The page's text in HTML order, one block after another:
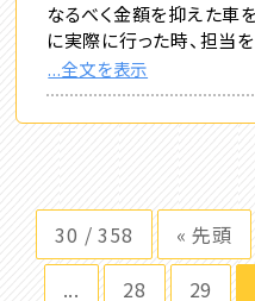
なるべく金額を抑えた車
に実際に行った時、担当
...全文を表示
30 / 358 « 先頭
...
28 29